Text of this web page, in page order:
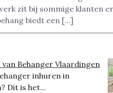
zit bij sommige klanten
biedt een […]
van Behanger Vlaardingen
inhuren in
Dit is het...